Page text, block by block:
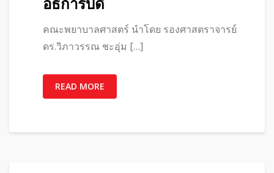
คณะพยาบาลศาสตร์ นำโดย รองศาสตราจารย์
ดร.วิภาวรรณ ชะอุ่ม […]
READ MORE